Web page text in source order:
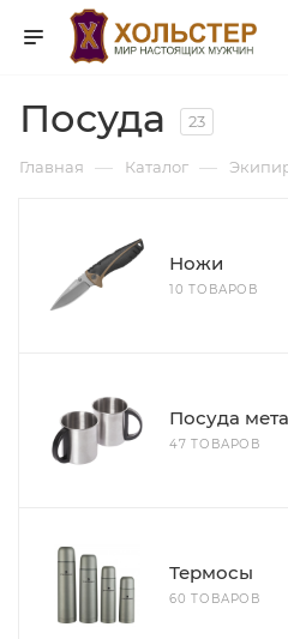
Посуда 23
Главная — Каталог —
Ножи
10 ТОВАРОВ
Посуда
47 ТОВАРОВ
Термосы
60 ТОВАРОВ